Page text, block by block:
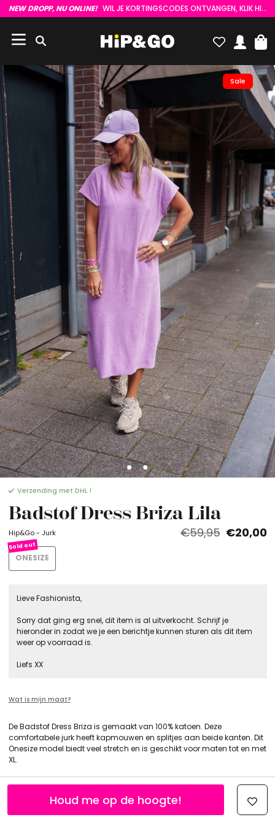
NEW DROPP, NU ONLINE! WIL JE KORTINGSCODES ONTVANGEN, KLIK HIER :)
Sale
Verzending met DHL !
Badstof Dress Briza Lila
Hip&Go - Jurk €59,95 €20,00
ONESIZE
Lieve Fashionista,
Sorry dat ging erg snel, dit item is al uitverkocht. Schrijf je
hieronder in zodat we je een berichtje kunnen sturen als dit item
weer op voorraad is.
Liefs XX
Wat is mijn maat?
De Badstof Dress Briza is gemaakt van 100% katoen. Deze
comfortabele jurk heeft kapmouwen en splitjes aan beide kanten. Dit
Onesize model biedt veel stretch en is geschikt voor maten tot en met
XL.
Houd me op de hoogte!